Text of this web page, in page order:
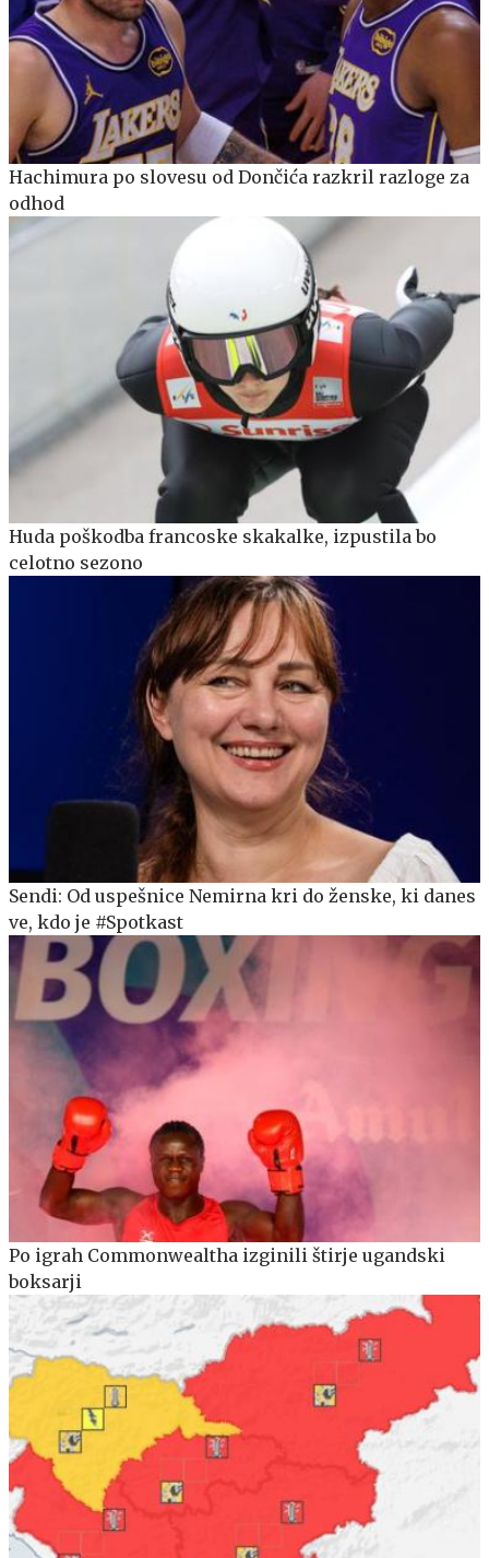
Hachimura po slovesu od Dončića razkril razloge za
odhod
Huda poškodba francoske skakalke, izpustila bo
celotno sezono
Sendi: Od uspešnice Nemirna kri do ženske, ki danes
ve, kdo je #Spotkast
Po igrah Commonwealtha izginili štirje ugandski
boksarji